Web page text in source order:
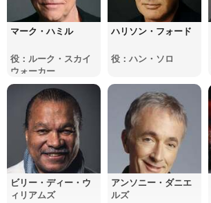
マーク・ハミル
役：ルーク・スカイ
ウォーカー
ハリソン・フォード
役：ハン・ソロ
ビリー・ディー・ウ
ィリアムズ
アンソニー・ダニエ
ルズ